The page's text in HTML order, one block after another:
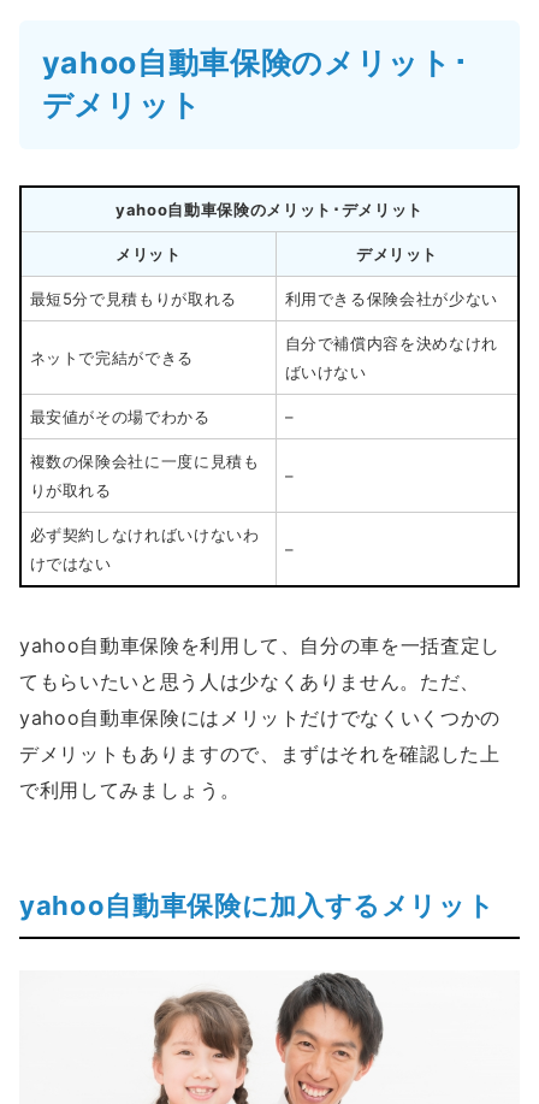
yahoo自動車保険のメリット･
デメリット
yahoo自動車保険のメリット･デメリット
メリット デメリット
最短5分で見積もりが取れる 利用できる保険会社が少ない
ネットで完結ができる
自分で補償内容を決めなけれ
ばいけない
最安値がその場でわかる –
複数の保険会社に一度に見積も
りが取れる
–
必ず契約しなければいけないわ
けではない
–
yahoo自動車保険を利用して、自分の車を一括査定し
てもらいたいと思う人は少なくありません。ただ、
yahoo自動車保険にはメリットだけでなくいくつかの
デメリットもありますので、まずはそれを確認した上
で利用してみましょう。
yahoo自動車保険に加入するメリット